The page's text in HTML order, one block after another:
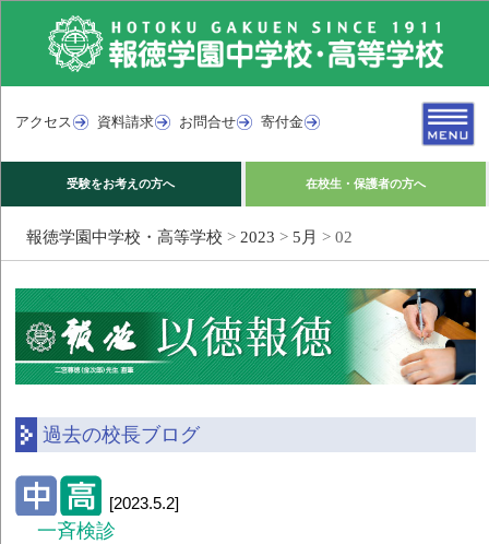
アクセス 資料請求 お問合せ 寄付金
受験をお考えの方へ 在校生・保護者の方へ
報徳学園中学校・高等学校 > 2023 > 5月 > 02
過去の校長ブログ
[2023.5.2]
一斉検診